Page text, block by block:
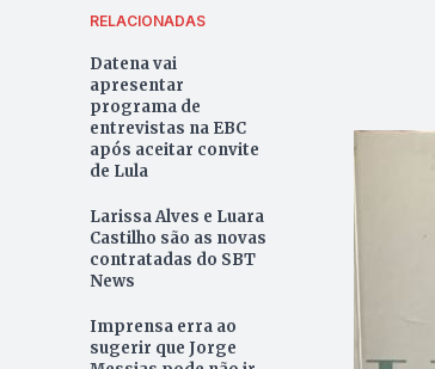
RELACIONADAS
Datena vai
apresentar
programa de
entrevistas na EBC
após aceitar convite
de Lula
Larissa Alves e Luara
Castilho são as novas
contratadas do SBT
News
Imprensa erra ao
sugerir que Jorge